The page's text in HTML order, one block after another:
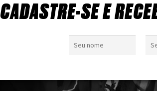
CADASTRE-SE E